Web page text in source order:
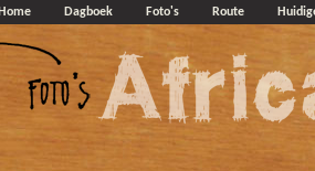
gaan
Home Dagboek Foto's Route